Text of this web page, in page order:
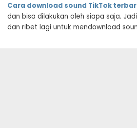
Cara download sound TikTok
dan bisa dilakukan oleh siapa saja.
dan ribet lagi untuk mendownload